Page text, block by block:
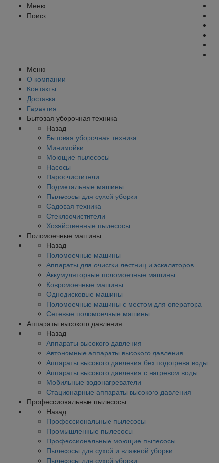
Меню
Поиск
Меню
О компании
Контакты
Доставка
Гарантия
Бытовая уборочная техника
Назад
Бытовая уборочная техника
Минимойки
Моющие пылесосы
Насосы
Пароочистители
Подметальные машины
Пылесосы для сухой уборки
Садовая техника
Стеклоочистители
Хозяйственные пылесосы
Поломоечные машины
Назад
Поломоечные машины
Аппараты для очистки лестниц и эскалаторов
Аккумуляторные поломоечные машины
Ковромоечные машины
Однодисковые машины
Поломоечные машины с местом для оператора
Сетевые поломоечные машины
Аппараты высокого давления
Назад
Аппараты высокого давления
Автономные аппараты высокого давления
Аппараты высокого давления без подогрева воды
Аппараты высокого давления с нагревом воды
Мобильные водонагреватели
Стационарные аппараты высокого давления
Профессиональные пылесосы
Назад
Профессиональные пылесосы
Промышленные пылесосы
Профессиональные моющие пылесосы
Пылесосы для сухой и влажной уборки
Пылесосы для сухой уборки